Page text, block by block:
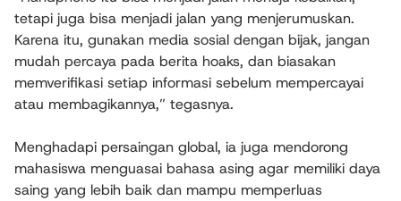
tetapi juga bisa menjadi jalan yang menjerumuskan.
Karena itu, gunakan media sosial dengan bijak, jangan
mudah percaya pada berita hoaks, dan biasakan
memverifikasi setiap informasi sebelum mempercayai
atau membagikannya,” tegasnya.
Menghadapi persaingan global, ia juga mendorong
mahasiswa menguasai bahasa asing agar memiliki daya
saing yang lebih baik dan mampu memperluas